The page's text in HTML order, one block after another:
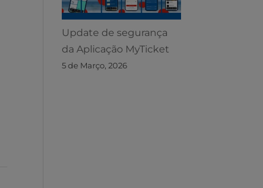
Update de segurança
da Aplicação MyTicket
5 de Março, 2026